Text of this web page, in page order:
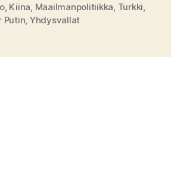
, Kiina, Maailmanpolitiikka, Turkki,
Putin, Yhdysvallat